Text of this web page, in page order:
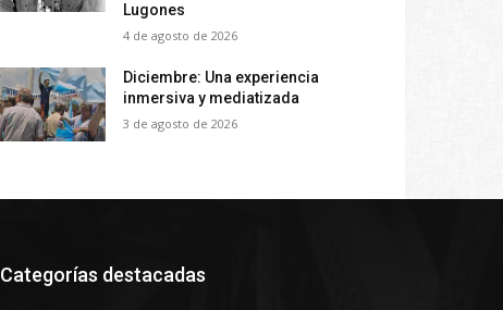
Lugones
4 de agosto de 2026
Diciembre: Una experiencia
inmersiva y mediatizada
3 de agosto de 2026
Categorías destacadas